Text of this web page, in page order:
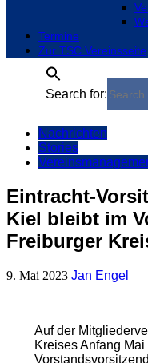
Termine
Zur TSC Vereinsseite
Search for:
Nachrichten
Stories
Eintracht-
Kiel bleibt im
Freiburger
9. Mai 2023 Jan Engel
Auf der
Kreises Anfang